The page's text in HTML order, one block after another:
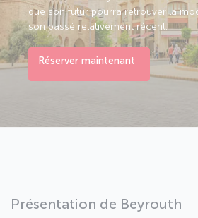
que son futur pourra retrouver la
son passé relativement récent.
Réserver maintenant
Présentation de Beyrouth